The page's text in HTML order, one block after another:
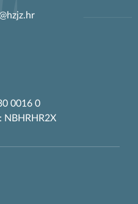
0016 0
NBHRHR2X